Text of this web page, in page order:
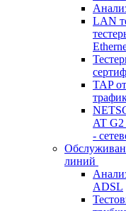
LAN
TAP
AT G2
-
линий
ADSL